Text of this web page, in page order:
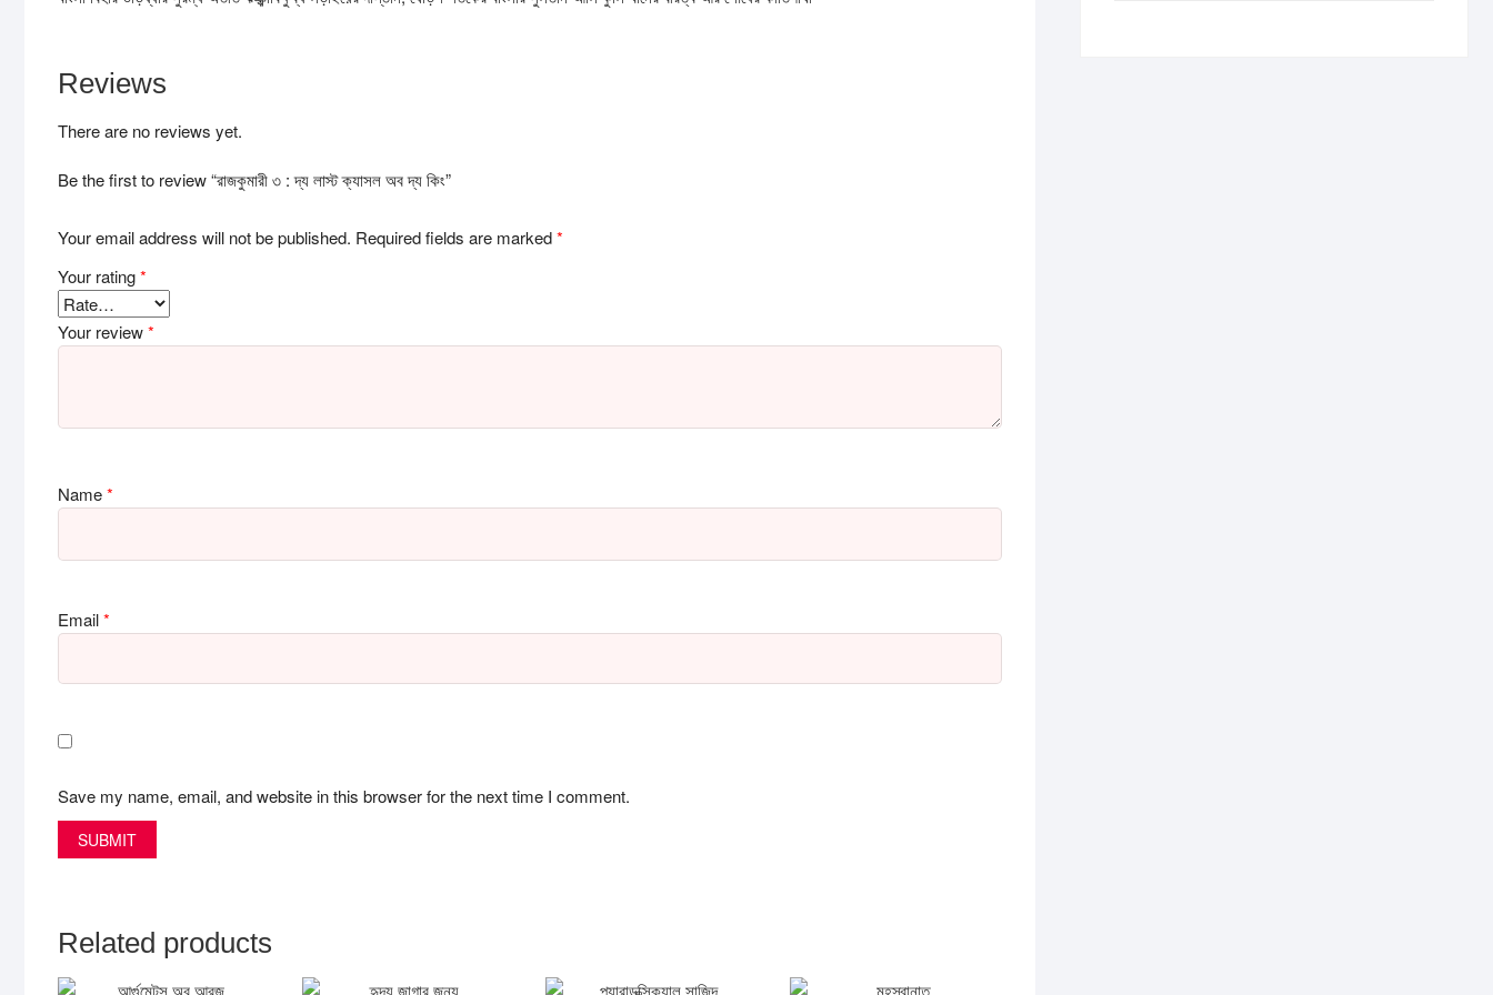
Reviews
There are no reviews yet.
Be the first to review “রাজকুমারী ৩ : দ্য লাস্ট ক্যাসল অব দ্য কিং”
Your email address will not be published. Required fields are marked*
Your rating*
Your review*
Name*
Email*
Save my name, email, and website in this browser for the next time I comment.
Related products